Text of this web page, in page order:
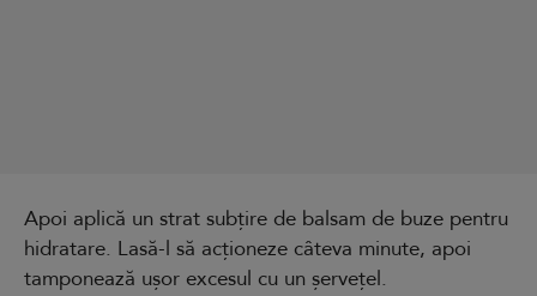
Apoi aplică un strat subțire de balsam de buze pentru
hidratare. Lasă-l să acționeze câteva minute, apoi
tamponează ușor excesul cu un șervețel.